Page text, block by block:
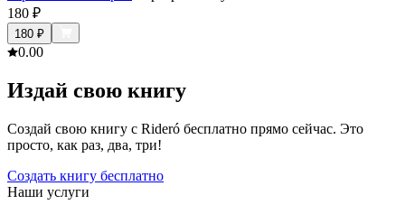
180 ₽
180 ₽
0.00
Издай свою книгу
Создай свою книгу с Rideró бесплатно прямо сейчас. Это
просто, как раз, два, три!
Создать книгу бесплатно
Наши услуги